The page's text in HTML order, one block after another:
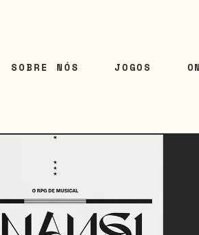
SOBRE NÓS JOGOS